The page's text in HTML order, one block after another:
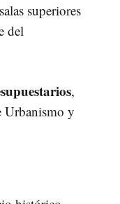
superiores
del
,
Urbanismo y